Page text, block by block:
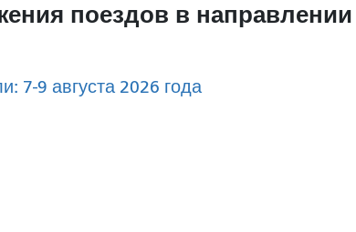
поездов в
7-9 августа 2026 года